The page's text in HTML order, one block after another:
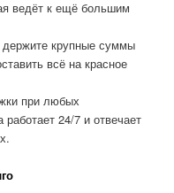
ведёт к ещё большим
крупные суммы
всё на красное
при любых
24/7 и отвечает